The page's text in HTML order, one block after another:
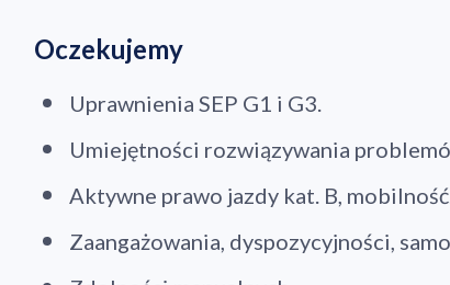
Oczekujemy
Uprawnienia SEP G1 i G3.
Umiejętności rozwiązywania
Aktywne prawo jazdy kat. B,
Zaangażowania, dyspozycyjności,